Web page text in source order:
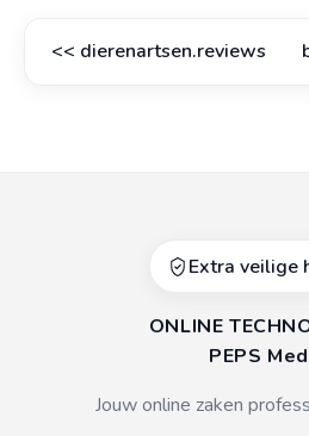
<< dierenartsen.reviews
Extra veilige
ONLINE
PEPS
Jouw online zaken